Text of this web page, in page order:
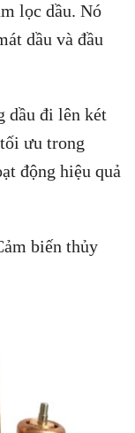
lọc dầu. Nó
dầu và đầu
dầu đi lên két
ưu trong
động hiệu quả
biến thủy